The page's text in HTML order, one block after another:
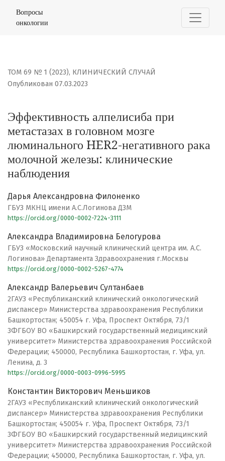
Эффективность алпелисиба при метастазах в
Вопросы
онкологии
ТОМ 69 № 1 (2023), КЛИНИЧЕСКИЙ СЛУЧАЙ
Эффективность алпелисиба при
метастазах в головном мозге
люминального HER2-негативного рака
молочной железы: клинические
наблюдения
Опубликован 07.03.2023
Дарья Александровна Филоненко
ГБУЗ МКНЦ имени А.С.Логинова ДЗМ
https://orcid.org/0000-0002-7224-3111
Александра Владимировна Белогурова
ГБУЗ «Московский научный клинический центра им. А.С.
Логинова» Департамента Здравоохранения г.Москвы
https://orcid.org/0000-0002-5267-4774
Александр Валерьевич Султанбаев
2ГАУЗ «Республиканский клинический онкологический
диспансер» Министерства здравоохранения Республики
Башкортостан; 450054 г. Уфа, Проспект Октября, 73/1
3ФГБОУ ВО «Башкирский государственный медицинский
университет» Министерства здравоохранения Российской
Федерации; 450000, Республика Башкортостан, г. Уфа, ул.
Ленина, д. 3
https://orcid.org/0000-0003-0996-5995
Константин Викторович Меньшиков
2ГАУЗ «Республиканский клинический онкологический
диспансер» Министерства здравоохранения Республики
Башкортостан; 450054 г. Уфа, Проспект Октября, 73/1
3ФГБОУ ВО «Башкирский государственный медицинский
университет» Министерства здравоохранения Российской
Федерации; 450000, Республика Башкортостан, г. Уфа, ул.